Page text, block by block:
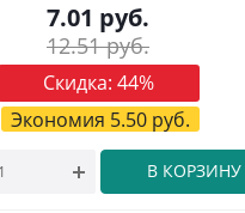
7.01 руб.
12.51руб.
Скидка: 44%
Экономия 5.50руб.
В КОРЗИНУ